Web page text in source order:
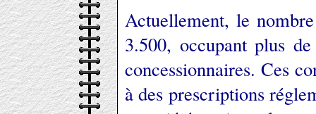
Actuellement, le
3.500, occupant plus
concessionnaires. Ces
à des prescriptions